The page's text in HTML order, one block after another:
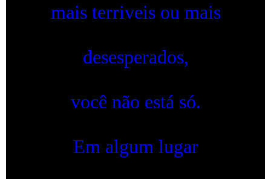
mais terriveis ou mais
desesperados,
você não está só.
Em algum lugar